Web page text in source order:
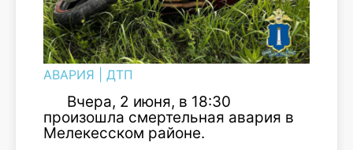
АВАРИЯ ДТП
Вчера, 2 июня, в 18:30
произошла смертельная авария в
Мелекесском районе.